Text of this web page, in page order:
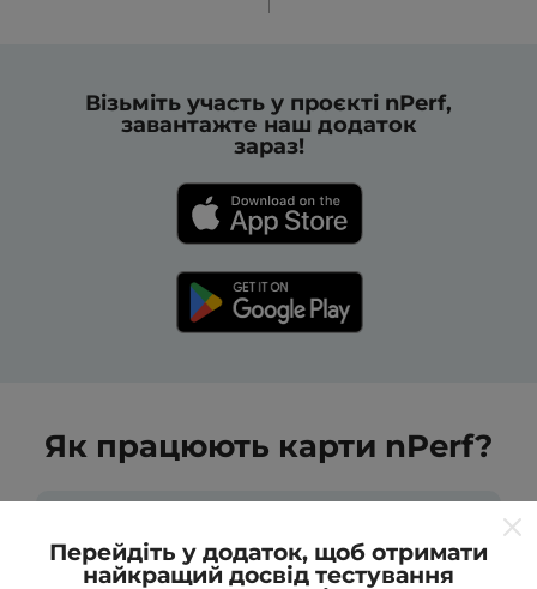
Візьміть участь у проєкті nPerf,
завантажте наш додаток
зараз!
Як працюють карти nPerf?
Перейдіть у додаток, щоб отримати
найкращий досвід тестування